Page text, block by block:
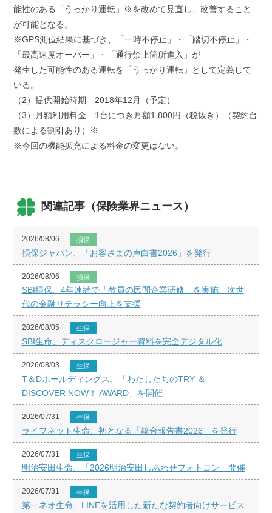
能性のある「うっかり運転」※を改めて見直し、改善すること
が可能となる。
※GPS測位結果に基づき、「一時不停止」・「踏切不停止」・
「最高速度オーバー」・「通行禁止箇所進入」が
発生した可能性のある運転を「うっかり運転」として定義して
いる。
（2）提供開始時期 2018年12月（予定）
（3）月額利用料金 1台につき月額1,800円（税抜き）（契約台
数による割引あり）※
※今回の機能拡充による料金の変更はない。
関連記事（保険業界ニュース）
2026/08/06 損保
損保ジャパン、「お客さまの声白書2026」を発行
2026/08/06 損保
SBI損保、4年連続で「教員の民間企業研修」を実施、次世
代の金融リテラシー向上を支援
2026/08/05 生保
SBI生命、ディスクロージャー資料を完全デジタル化
2026/08/03 生保
T＆Dホールディングス、「わたしたちのTRY ＆
DISCOVER NOW！ AWARD」を開催
2026/07/31 生保
ライフネット生命、初となる「統合報告書2026」を発行
2026/07/31 生保
明治安田生命、「2026明治安田しあわせフォトコン」開催
2026/07/31 生保
第一ネオ生命、LINEを活用した新たな契約者向けサービス